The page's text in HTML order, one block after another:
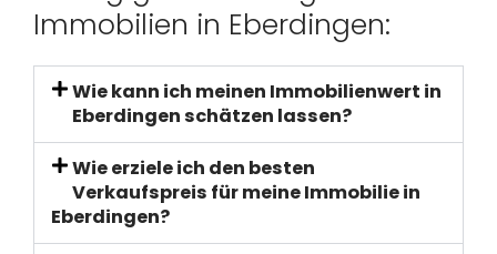
Immobilien in Eberdingen:
Wie kann ich meinen Immobilienwert in
Eberdingen schätzen lassen?
Wie erziele ich den besten
Verkaufspreis für meine Immobilie in
Eberdingen?